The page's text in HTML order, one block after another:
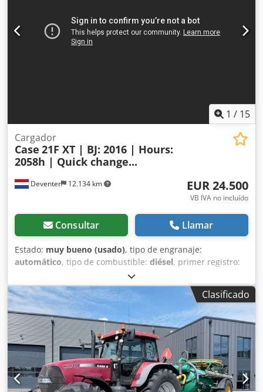
1 / 15
Deventer 12.134 km
Cargador
Case 21F XT | BJ: 2016 | Hours:
2058h | Quick change...
EUR 24.500
VB IVA no incluído
Consultar Llamar
Estado: muy bueno (usado), tipo de engranaje:
automático, tipo de combustible: diésel, primer registro:
, Año de fabricación:2016
funcionamiento:2.058 h, Equipamiento:cabina, =
Opciones y accesorios adicionales = - Cabina cerrada -
Radio/reproductor de CD Cjdpfx Abjzp N Umo Norf = Notas
= Pala cargadora CASE 21F XT, fabricada en 2016, con solo
2.058 horas de funcionamiento. Esta pala cargadora
compacta y potente es de origen alemán y se encuentra en
excelentes condiciones, bien mantenida. La máquina está
lista para su uso inmediato y es ideal para trabajos de
excavación, agricultura, reciclaje, trabajos de
Clasificado